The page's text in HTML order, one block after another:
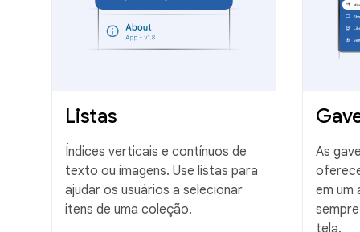
Listas
Índices verticais e contínuos de
texto ou imagens. Use listas para
ajudar os usuários a selecionar
itens de uma coleção.
As
em um
tela.